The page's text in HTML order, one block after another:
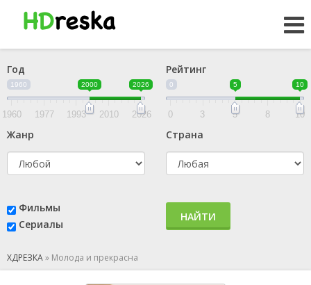
Год
1960 2000 2026
1960 1977 1993 2010 2026
Рейтинг
0 5 10
0 3 5 8 10
Жанр Страна
Фильмы
Сериалы
НАЙТИ
ХДРЕЗКА» Молода и прекрасна